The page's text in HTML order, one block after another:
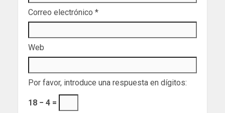
Correo electrónico *
Web
Por favor, introduce una respuesta en dígitos:
18 − 4 =